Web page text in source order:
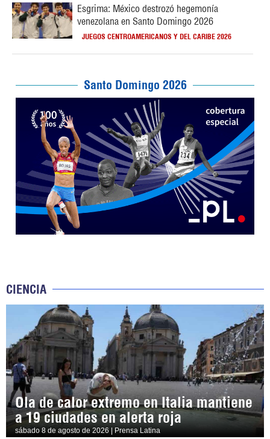
Esgrima: México destrozó hegemonía
venezolana en Santo Domingo 2026
JUEGOS CENTROAMERICANOS Y DEL CARIBE 2026
Santo Domingo 2026
CIENCIA
Ola de calor extremo en Italia mantiene
a 19 ciudades en alerta roja
sábado 8 de agosto de 2026 | Prensa Latina